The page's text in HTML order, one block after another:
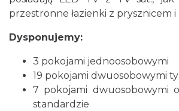
przestronne łazienki z prysznicem i
Dysponujemy:
3 pokojami jednoosobowymi
19 pokojami dwuosobowymi
7 pokojami dwuosobowymi
standardzie